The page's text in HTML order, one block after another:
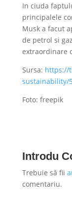
In ciuda
principalele
Musk a facut
de petrol si
extraordinare
Sursa: https://
sustainability/
Foto: freepik
Introdu
Trebuie să fii
comentariu.